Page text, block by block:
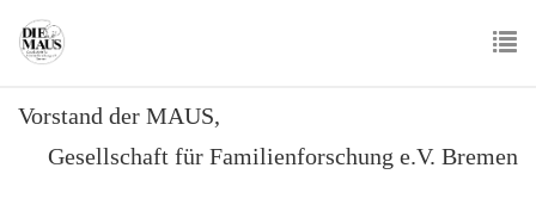
main
Vorstand der MAUS,
Gesellschaft für Familienforschung e.V. Bremen